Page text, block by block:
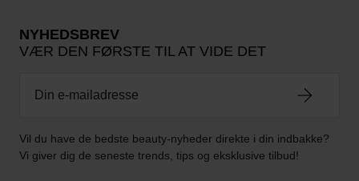
NYHEDSBREV
VÆR DEN FØRSTE TIL AT VIDE DET
Vil du have de bedste beauty-nyheder direkte i din indbakke?
Vi giver dig de seneste trends, tips og eksklusive tilbud!